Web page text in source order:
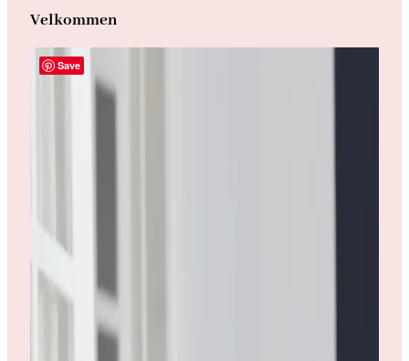
Velkommen
Save